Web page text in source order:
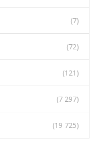
(7)
(72)
(121)
(7 297)
(19 725)